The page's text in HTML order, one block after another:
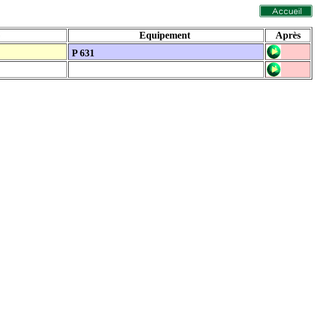
Equipement Après
P 631